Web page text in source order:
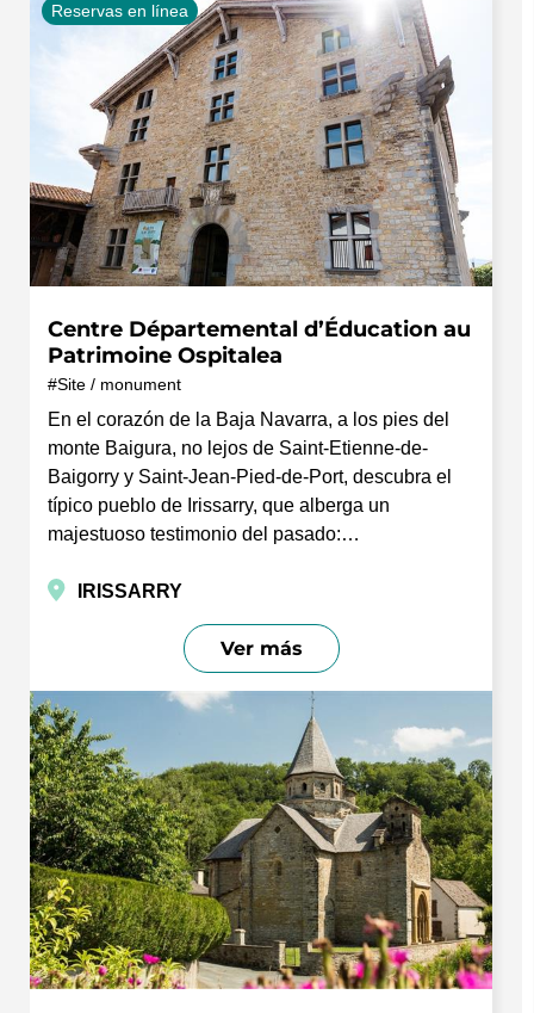
Reservas en línea
Centre Départemental d’Éducation au
Patrimoine Ospitalea
Site / monument
En el corazón de la Baja Navarra, a los pies del
monte Baigura, no lejos de Saint-Etienne-de-
Baigorry y Saint-Jean-Pied-de-Port, descubra el
típico pueblo de Irissarry, que alberga un
majestuoso testimonio del pasado:…
IRISSARRY
Ver más